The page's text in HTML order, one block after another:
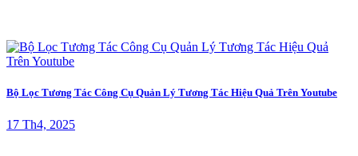
Bộ Lọc Tương Tác Công Cụ Quản Lý Tương Tác Hiệu Quả Trên Youtube
17 Th4, 2025